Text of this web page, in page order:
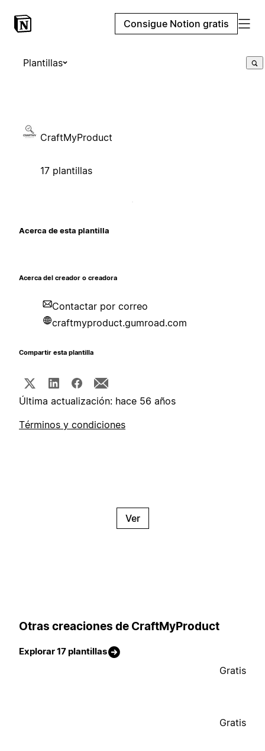
Consigue Notion gratis
Plantillas
CraftMyProduct
17 plantillas
Acerca de esta plantilla
Acerca del creador o creadora
Contactar por correo
craftmyproduct.gumroad.com
Compartir esta plantilla
Última actualización: hace 56 años
Términos y condiciones
Ver
Otras creaciones de CraftMyProduct
Explorar 17 plantillas
Gratis
Gratis